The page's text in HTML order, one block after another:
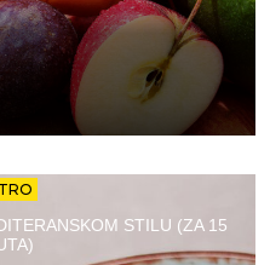
STILU (ZA 15